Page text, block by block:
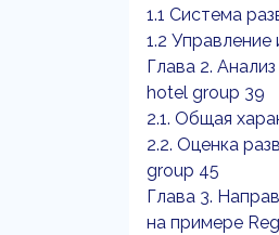
1.1 Система
1.2 Управление
Глава 2.
hotel group 39
2.1. Общая
2.2. Оценка
group 45
Глава 3.
на примере